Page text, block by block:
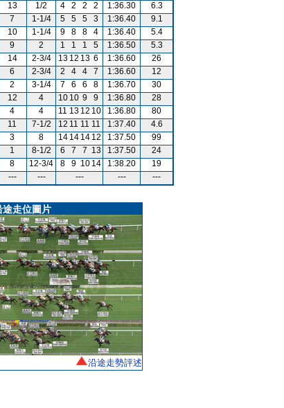
13 1/2 4 2 2 2 1:36.30
6.3
7 1-1/4 5 5 5 3 1:36.40
9.1
10 1-1/4 9 8 8 4 1:36.40
5.4
9 2 1 1 1 5 1:36.50
5.3
14 2-3/4 13 12 13 6 1:36.60
26
6 2-3/4 2 4 4 7 1:36.60
12
2 3-1/4 7 6 6 8 1:36.70
30
12 4 10 10 9 9 1:36.80
28
4 4 11 13 12 10 1:36.80
80
11 7-1/2 12 11 11 11 1:37.40
4.6
3 8 14 14 14 12 1:37.50
99
1 8-1/2 6 7 7 13 1:37.50
24
8 12-3/4 8 9 10 14 1:38.20
19
--- --- --- --- ---
途走位圖片
沿途走勢評述